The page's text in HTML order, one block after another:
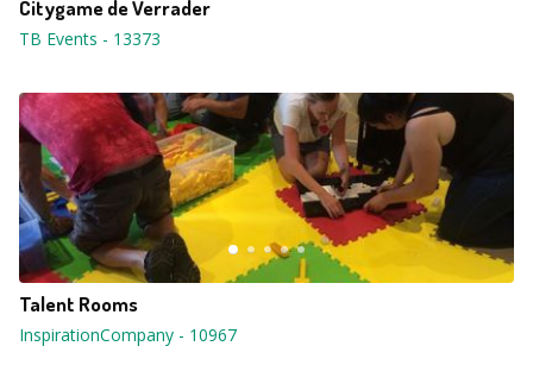
Citygame de Verrader
TB Events - 13373
Talent Rooms
InspirationCompany - 10967